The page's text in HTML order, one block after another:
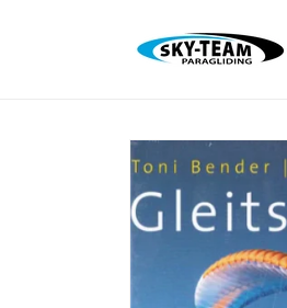
Zu
Produktinformationen